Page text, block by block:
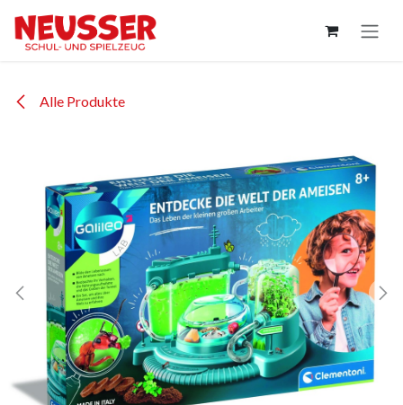
Alle Produkte